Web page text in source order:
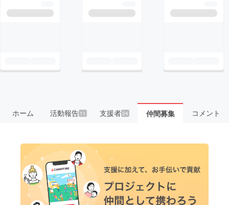
ホーム 活動報告11 支援者24 仲間募集 コメント